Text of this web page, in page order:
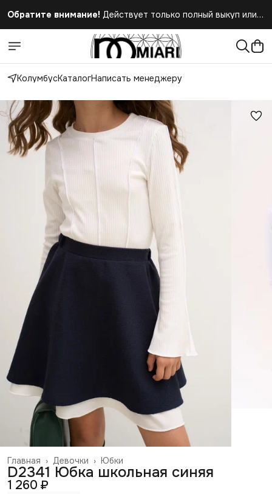
Обратите внимание! Действует только полный выкуп или
КолумбусКаталогНаписать менеджеру
Юбки
Девочки ›
Главная ›
D2341 Юбка школьная синяя
1 260 ₽